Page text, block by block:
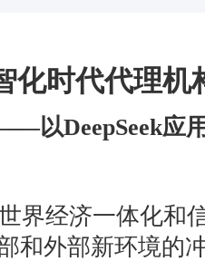
化时代代理机
以DeepSeek应
界经济一体化和
和外部新环境的